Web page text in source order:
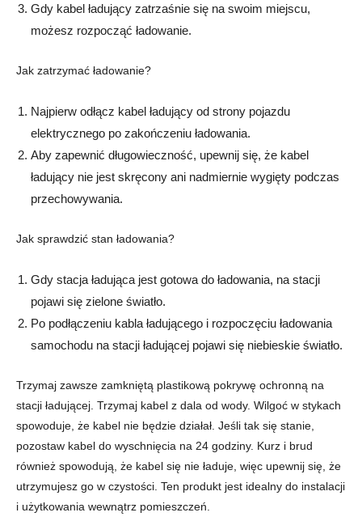
Gdy kabel ładujący zatrzaśnie się na swoim miejscu,
możesz rozpocząć ładowanie.
Jak zatrzymać ładowanie?
Najpierw odłącz kabel ładujący od strony pojazdu
elektrycznego po zakończeniu ładowania.
Aby zapewnić długowieczność, upewnij się, że kabel
ładujący nie jest skręcony ani nadmiernie wygięty podczas
przechowywania.
Jak sprawdzić stan ładowania?
Gdy stacja ładująca jest gotowa do ładowania, na stacji
pojawi się zielone światło.
Po podłączeniu kabla ładującego i rozpoczęciu ładowania
samochodu na stacji ładującej pojawi się niebieskie światło.
Trzymaj zawsze zamkniętą plastikową pokrywę ochronną na
stacji ładującej. Trzymaj kabel z dala od wody. Wilgoć w stykach
spowoduje, że kabel nie będzie działał. Jeśli tak się stanie,
pozostaw kabel do wyschnięcia na 24 godziny. Kurz i brud
również spowodują, że kabel się nie ładuje, więc upewnij się, że
utrzymujesz go w czystości. Ten produkt jest idealny do instalacji
i użytkowania wewnątrz pomieszczeń.